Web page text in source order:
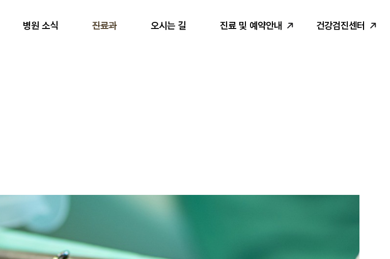
병원 소식 진료과 오시는 길 진료 및 예약안내 건강검진센터